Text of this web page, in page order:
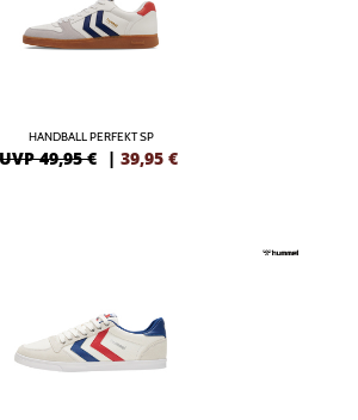
HANDBALL PERFEKT SP
49,95 € | 39,95 €